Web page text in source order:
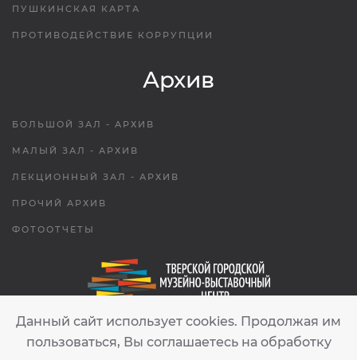
ПУШКИНСКАЯ КАРТА
ПРОТИВОДЕЙСТВИЕ КОРРУПЦИИ
Архив
БОЛЬШОЙ ЗАЛ - АРХИВ
МАЛЫЙ ЗАЛ - АРХИВ
ЛЕКЦИОННЫЙ ЗАЛ - АРХИВ
ПРОЧИЙ АРХИВ
ФОТООТЧЕТЫ
tgmvc.tver@gmail.com
Данный сайт использует cookies. Продолжая им
пользоваться, Вы соглашаетесь на обработку